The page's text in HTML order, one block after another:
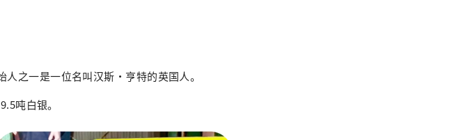
之一是一位名叫汉斯·亨特的英国人。
吨白银。